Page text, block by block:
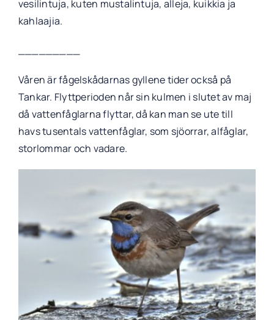
vesilintuja, kuten mustalintuja, alleja, kuikkia ja
kahlaajia.
Våren är fågelskådarnas gyllene tider också på
Tankar. Flyttperioden når sin kulmen i slutet av maj
då vattenfåglarna flyttar, då kan man se ute till
havs tusentals vattenfåglar, som sjöorrar, alfåglar,
storlommar och vadare.